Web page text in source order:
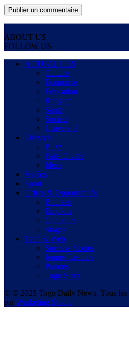
ABOUT US
FOLLOW US
ACTUALITES
Culture
Economie
Education
Religion
Santé
Société
Université
Lifestyle
Buzz
Faits Divers
Idées
Vidéos
Sport
Offres & Opportunités
Bourses
Emplois
Concours
Stages
Tech & Web
Success Stories
Jeunes Leaders
Patrons
Togo Stars
© © 2025 Togo Daily News. Tous les
par Warketing Studio